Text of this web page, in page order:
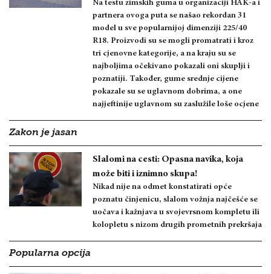
Na testu zimskih guma u organizaciji HAK-a i
partnera ovoga puta se našao rekordan 31
model u sve popularnijoj dimenziji 225/40
R18. Proizvodi su se mogli promatrati i kroz
tri cjenovne kategorije, a na kraju su se
najboljima očekivano pokazali oni skuplji i
poznatiji. Također, gume srednje cijene
pokazale su se uglavnom dobrima, a one
najjeftinije uglavnom su zaslužile loše ocjene
Zakon je jasan
Slalomi na cesti: Opasna navika, koja
može biti i iznimno skupa!
Nikad nije na odmet konstatirati opće
poznatu činjenicu, slalom vožnja najčešće se
uočava i kažnjava u svojevrsnom kompletu ili
kolopletu s nizom drugih prometnih prekršaja
Popularna opcija